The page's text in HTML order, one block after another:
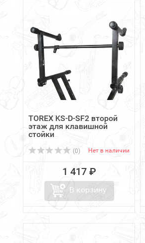
TOREX KS-D-SF2 второй
этаж для клавишной
стойки
(0) Нет в наличии
1 417 ₽
В корзину